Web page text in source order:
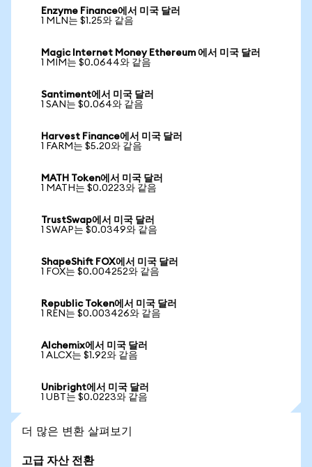
Enzyme Finance에서 미국 달러
1 MLN는 $1.25와 같음
Magic Internet Money Ethereum 에서 미국 달러
1 MIM는 $0.0644와 같음
Santiment에서 미국 달러
1 SAN는 $0.064와 같음
Harvest Finance에서 미국 달러
1 FARM는 $5.20와 같음
MATH Token에서 미국 달러
1 MATH는 $0.0223와 같음
TrustSwap에서 미국 달러
1 SWAP는 $0.0349와 같음
ShapeShift FOX에서 미국 달러
1 FOX는 $0.004252와 같음
Republic Token에서 미국 달러
1 REN는 $0.003426와 같음
Alchemix에서 미국 달러
1 ALCX는 $1.92와 같음
Unibright에서 미국 달러
1 UBT는 $0.0223와 같음
더 많은 변환 살펴보기
고급 자산 전환